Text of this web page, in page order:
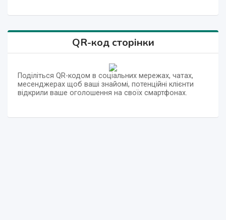
QR-код сторінки
Поділіться QR-кодом в соціальних мережах, чатах,
месенджерах щоб ваші знайомі, потенційні клієнти
відкрили ваше оголошення на своїх смартфонах.